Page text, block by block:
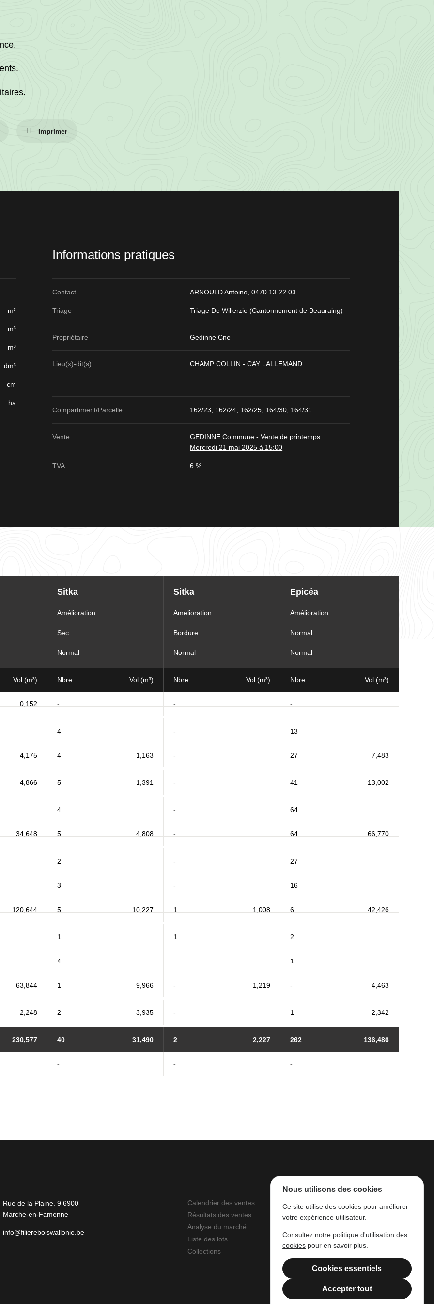
Imprimer
-
m³
m³
m³
dm³
cm
ha
Informations pratiques
Contact ARNOULD Antoine,0470 13 22 03
Triage Triage De Willerzie (Cantonnement de Beauraing)
Propriétaire Gedinne Cne
Lieu(x)-dit(s) CHAMP COLLIN - CAY LALLEMAND
Compartiment/Parcelle 162/23, 162/24, 162/25, 164/30, 164/31
Vente
GEDINNE Commune - Vente de printemps
Mercredi 21 mai 2025 à 15:00
TVA 6 %
Sitka Sitka Epicéa
Amélioration Amélioration Amélioration
Sec Bordure Normal
Normal Normal Normal
Vol.(m³) Nbre Vol.(m³) Nbre Vol.(m³) Nbre Vol.(m³)
- - -
0,152
4 - 13
4 - 27
4,175 1,163 7,483
5 - 41
4,866 1,391 13,002
4 - 64
5 - 64
34,648 4,808 66,770
2 - 27
3 - 16
5 1 6
120,644 10,227 1,008 42,426
1 1 2
4 - 1
1 - -
63,844 9,966 1,219 4,463
2 - 1
2,248 3,935 2,342
230,577 40 31,490 2 2,227 262 136,486
- - -
Rue de la Plaine, 9 6900
Marche-en-Famenne
info@filiereboiswallonie.be
Calendrier des ventes
Résultats des ventes
Analyse du marché
Liste des lots
Collections
À propos
Parc à grumes
Mentions légales
Filière Bois Wallonie
Nous utilisons des cookies
Ce site utilise des cookies pour améliorer
votre expérience utilisateur.
Consultez notre politique d'utilisation des
cookies pour en savoir plus.
Cookies essentiels
Accepter tout